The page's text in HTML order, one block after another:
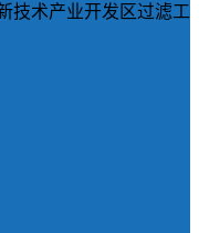
技术产业开发区过滤工